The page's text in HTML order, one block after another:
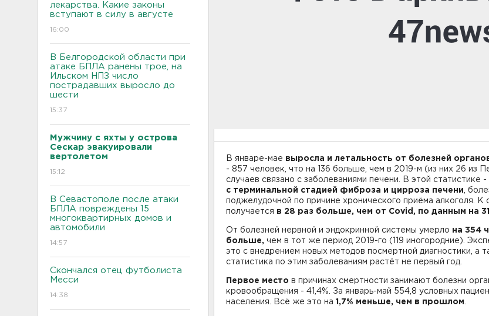
лекарства. Какие законы
вступают в силу в августе
16:00
В Белгородской области при
атаке БПЛА ранены трое, на
Ильском НПЗ число
пострадавших выросло до
шести
15:37
Мужчину с яхты у острова
Сескар эвакуировали
вертолетом
15:12
В Севастополе после атаки
БПЛА повреждены 15
многоквартирных домов и
автомобили
14:57
Скончался отец футболиста
Месси
14:38
В январе-мае выросла и летальность от болезней
- 857 человек, что на 136 больше, чем в 2019-м (из них 26 из
случаев связано с заболеваниями печени. В этой статистике -
с терминальной стадией фиброза и цирроза печени ,
поджелудочной по причине хронического приёма алкоголя. К
получается в 28 раз больше, чем от Covid, по данным на
От болезней нервной и эндокринной системы умерло на 354
больше, чем в тот же период 2019-го (119 иногородние).
это с внедрением новых методов посмертной диагностики, а
статистика по этим заболеваниям растёт не первый год.
Первое место в причинах смертности занимают болезни
кровообращения - 41,4%. За январь-май 554,8 условных
населения. Всё же это на 1,7% меньше, чем в прошлом